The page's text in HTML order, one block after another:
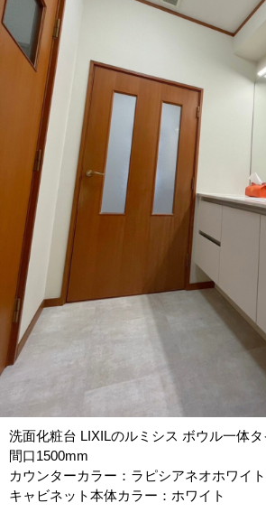
洗面化粧台 LIXILのルミシス ボウル一体
間口1500mm
カウンターカラー：ラピシアネオホワイト
キャビネット本体カラー：ホワイト